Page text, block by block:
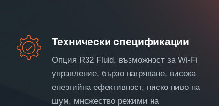
Технически спецификации
Опция R32 Fluid, възможност за Wi-Fi
управление, бързо нагряване, висока
енергийна ефективност, ниско ниво на
шум, множество режими на